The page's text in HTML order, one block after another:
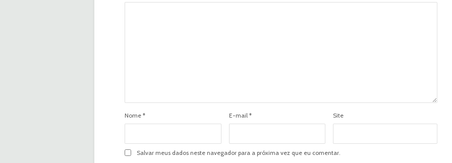
Nome * E-mail * Site
Salvar meus dados neste navegador para a próxima vez que eu comentar.